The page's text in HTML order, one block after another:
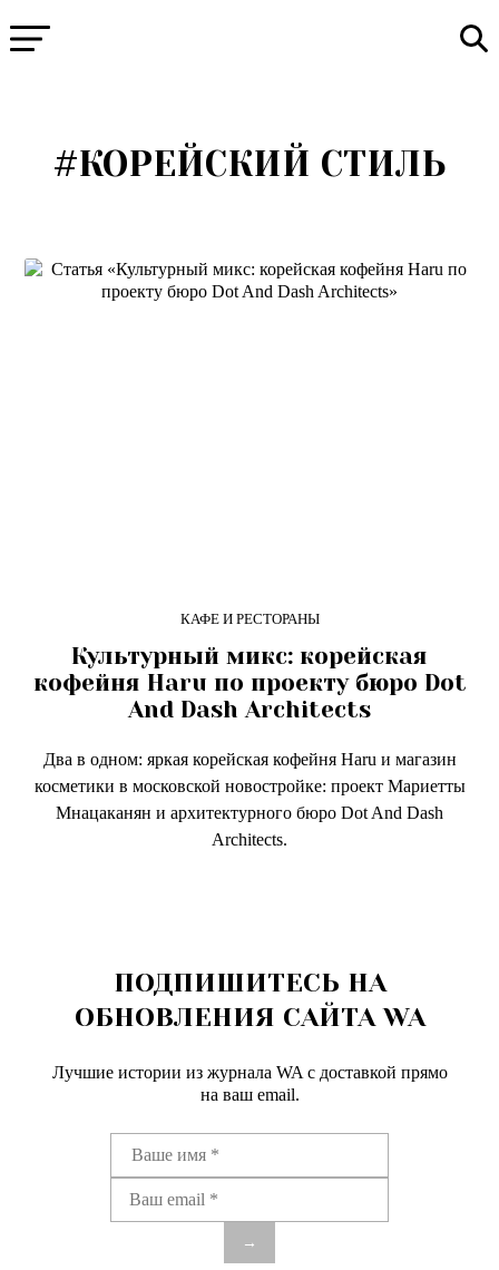
#КОРЕЙСКИЙ СТИЛЬ
КАФЕ И РЕСТОРАНЫ
Культурный микс: корейская
кофейня Haru по проекту бюро Dot
And Dash Architects
Два в одном: яркая корейская кофейня Haru и магазин
косметики в московской новостройке: проект Мариетты
Мнацаканян и архитектурного бюро Dot And Dash
Architects.
ПОДПИШИТЕСЬ НА
ОБНОВЛЕНИЯ САЙТА WA
Лучшие истории из журнала WA c доставкой прямо
на ваш email.
→